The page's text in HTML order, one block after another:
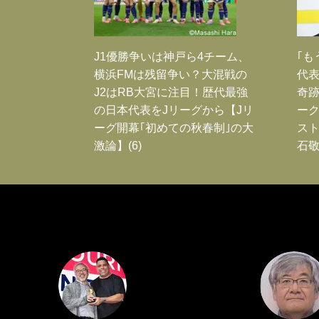
J1優勝争いは神戸ら4チーム、
横浜FMは残留争い？大混戦の
J2はRB大宮に注目！歴代最強
の日本代表をJリーグから【Jリ
ーグ開幕｢初めての秋春制｣の大
激論】(6)
｢も
代
奇
ー
ス
石